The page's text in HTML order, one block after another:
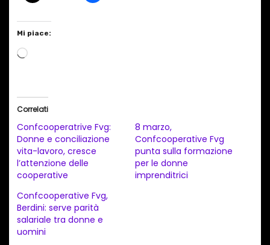
Mi piace:
C
a
m
e
t
o
i
Correlati
Confcooperatrive Fvg:
Donne e conciliazione
vita-lavoro, cresce
l’attenzione delle
cooperative
8 marzo,
Confcooperative Fvg
punta sulla formazione
per le donne
imprenditrici
Confcooperative Fvg,
Berdini: serve parità
salariale tra donne e
uomini